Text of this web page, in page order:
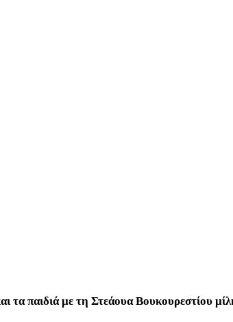
τα παιδιά με τη Στεάουα Βουκουρεστίου